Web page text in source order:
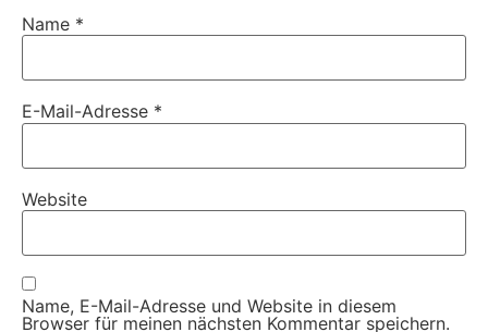
Name *
E-Mail-Adresse *
Website
Name, E-Mail-Adresse und Website in diesem
Browser für meinen nächsten Kommentar speichern.